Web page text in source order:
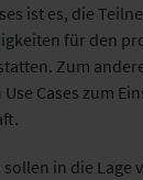
ist es, die
für den
Zum
Cases zum
in die Lage